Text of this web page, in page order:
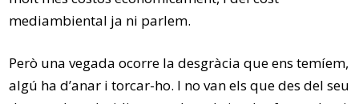
mediambiental ja ni parlem.
Però una vegada ocorre la desgràcia que ens temíem,
algú ha d’anar i torcar-ho. I no van els que des del seu